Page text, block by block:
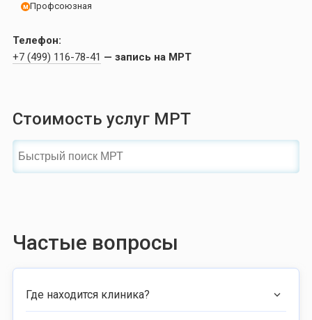
м Профсоюзная
Телефон:
+7 (499) 116-78-41 — запись на МРТ
Стоимость услуг МРТ
Частые вопросы
Где находится клиника?